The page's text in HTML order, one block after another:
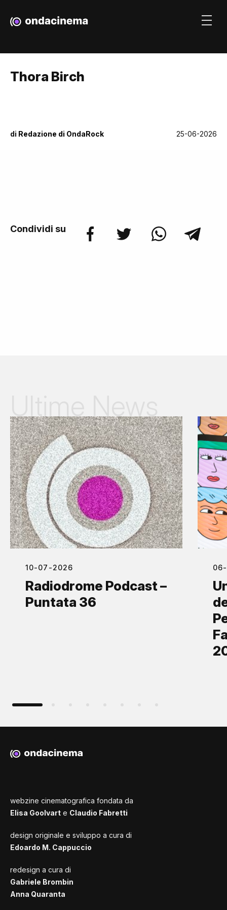
Thora Birch
di Redazione di OndaRock 25-06-2026
Condividi su
10-07-2026
Radiodrome Podcast –
Puntata 36
webzine cinematografica fondata da
Elisa Goolvart e Claudio Fabretti
design originale e sviluppo a cura di
Edoardo M. Cappuccio
redesign a cura di
Gabriele Brombin
Anna Quaranta